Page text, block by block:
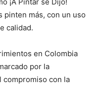
¡A Pintar se Dijo!
pinten más, con un uso
calidad.
en Colombia
por la
compromiso con la